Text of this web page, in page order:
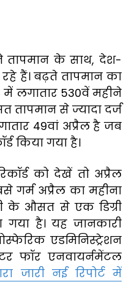
तापमान के साथ, देश-
हैं। बढ़ते तापमान का
में लगातार 530वें महीने
तापमान से ज्यादा दर्ज
49वां अप्रैल है जब
किया गया है।
को देखें तो अप्रैल
गर्म अप्रैल का महीना
के औसत से एक डिग्री
गया है। यह जानकारी
एडमिनिस्ट्रेशन
एनवायर्नमेंटल
जारी नई रिपोर्ट में